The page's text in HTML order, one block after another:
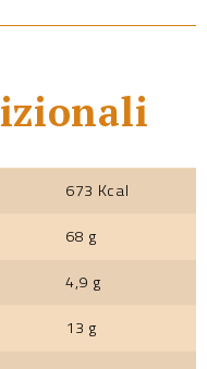
673 Kcal
68 g
4,9 g
13 g